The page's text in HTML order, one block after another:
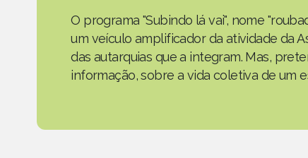
O programa "Subindo lá vai", nome
um veículo amplificador da atividade da
das autarquias que a integram. Mas,
informação, sobre a vida coletiva de um